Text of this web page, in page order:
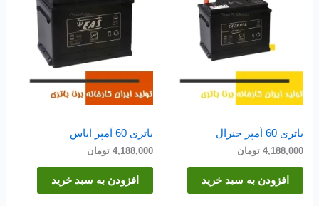
باتری 60 آمپر جنرال
4,188,000 تومان
افزودن به سبد خرید
باتری 60 آمپر ایاس
4,188,000 تومان
افزودن به سبد خرید